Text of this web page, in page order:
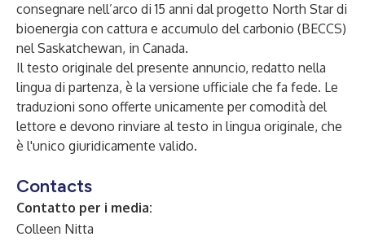
consegnare nell’arco di 15 anni dal progetto North Star di
bioenergia con cattura e accumulo del carbonio (BECCS)
nel Saskatchewan, in Canada.
Il testo originale del presente annuncio, redatto nella
lingua di partenza, è la versione ufficiale che fa fede. Le
traduzioni sono offerte unicamente per comodità del
lettore e devono rinviare al testo in lingua originale, che
è l'unico giuridicamente valido.
Contacts
Contatto per i media:
Colleen Nitta